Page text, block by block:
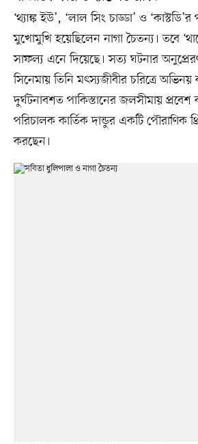
‘থ্যাঙ্ক ইউ’, ‘লাল সিং চাড্ডা’ ও
মুখোমুখি হয়েছিলেন নাগা চৈতন্য। তবে
সাফল্য এনে দিয়েছে। সত্য ঘটনার
সিনেমায় তিনি মৎস্যজীবীর চরিত্রে
দুর্ঘটনাবশত পাকিস্তানের জলসীমায় প্রবেশ
পরিচালক কার্তিক দান্ডুর একটি পৌরাণিক
করছেন।